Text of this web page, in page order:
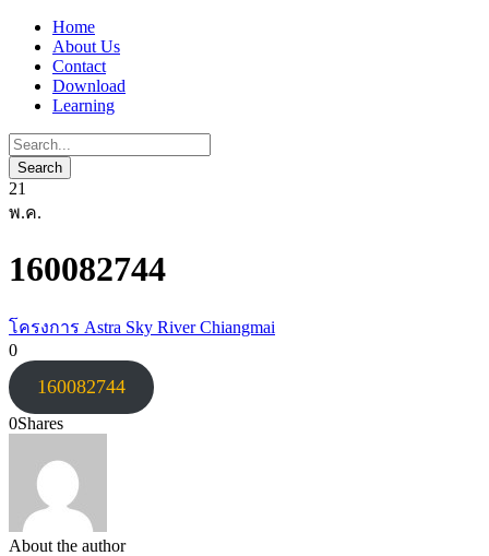
Home
About Us
Contact
Download
Learning
21
พ.ค.
160082744
โครงการ Astra Sky River Chiangmai
0
160082744
0Shares
About the author